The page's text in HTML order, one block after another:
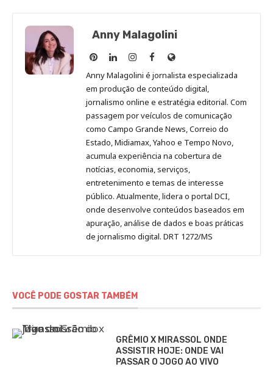
Anny Malagolini
Anny
Malagolini
no
Pinterest
Anny
Malagolini
no
LinkedIn
Anny
Malagolini
no
Instagram
Anny
Malagolini
no
Facebook
Site
de
Anny
Malagolini
Anny Malagolini é jornalista especializada
em produção de conteúdo digital,
jornalismo online e estratégia editorial. Com
passagem por veículos de comunicação
como Campo Grande News, Correio do
Estado, Midiamax, Yahoo e Tempo Novo,
acumula experiência na cobertura de
notícias, economia, serviços,
entretenimento e temas de interesse
público. Atualmente, lidera o portal DCI,
onde desenvolve conteúdos baseados em
apuração, análise de dados e boas práticas
de jornalismo digital. DRT 1272/MS
VOCÊ PODE GOSTAR TAMBÉM
GRÊMIO X MIRASSOL ONDE
ASSISTIR HOJE: ONDE VAI
PASSAR O JOGO AO VIVO